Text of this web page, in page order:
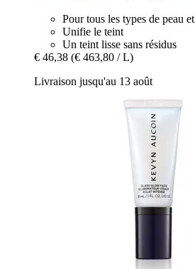
Pour tous les types de peau
Unifie le teint
Un teint lisse sans résidus
€ 46,38 (€ 463,80 / L)
Livraison jusqu'au 13 août